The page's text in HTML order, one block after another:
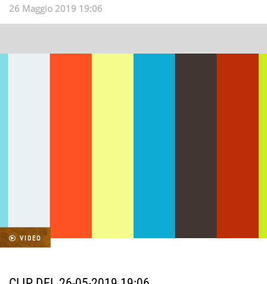
26 Maggio 2019 19:06
VIDEO